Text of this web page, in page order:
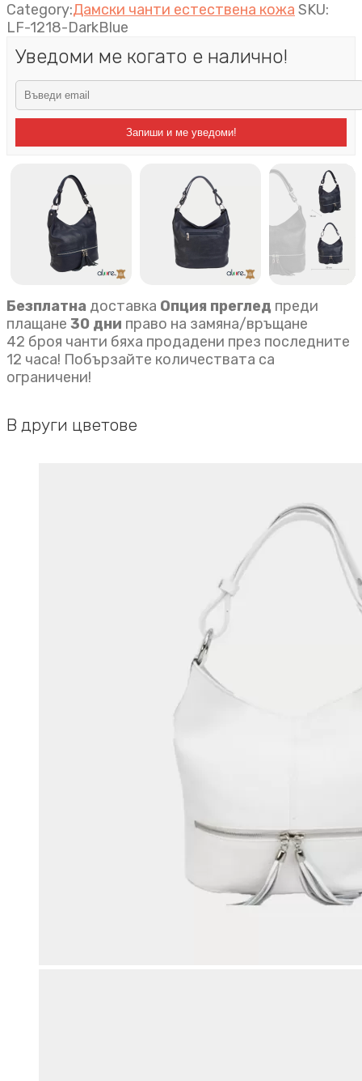
Category:Дамски чанти естествена кожа SKU:
LF-1218-DarkBlue
Уведоми ме когато е налично!
Запиши и ме уведоми!
Безплатна доставка Опция преглед преди
плащане 30 дни право на замяна/връщане
42 броя чанти бяха продадени през последните
12 часа! Побързайте количествата са
ограничени!
В други цветове